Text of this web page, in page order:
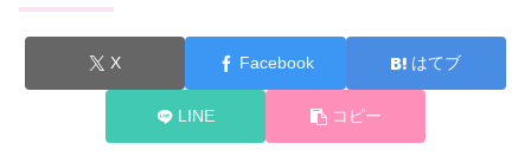
X Facebook はてブ
LINE コピー